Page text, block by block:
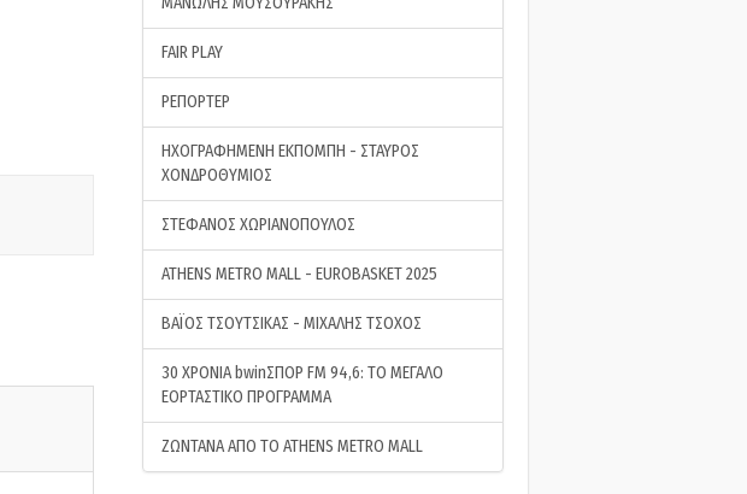
FAIR PLAY
ΡΕΠΟΡΤΕΡ
ΗΧΟΓΡΑΦΗΜΕΝΗ ΕΚΠΟΜΠΗ - ΣΤΑΥΡΟΣ
ΧΟΝΔΡΟΘΥΜΙΟΣ
ΣΤΕΦΑΝΟΣ ΧΩΡΙΑΝΟΠΟΥΛΟΣ
ATHENS METRO MALL - EUROBASKET 2025
ΒΑΪΟΣ ΤΣΟΥΤΣΙΚΑΣ - ΜΙΧΑΛΗΣ ΤΣΟΧΟΣ
30 ΧΡΟΝΙΑ bwinΣΠΟΡ FM 94,6: ΤΟ ΜΕΓΑΛΟ
ΕΟΡΤΑΣΤΙΚΟ ΠΡΟΓΡΑΜΜΑ
ΖΩΝΤΑΝΑ ΑΠΟ ΤΟ ATHENS METRO MALL